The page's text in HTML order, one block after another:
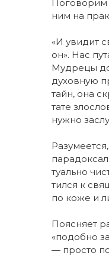
По­го­во­рим
ним на
«И уви­дит
он». Нас
Муд­ре­цы
ду­хов­ную
тайн, она
та­те
нуж­но
ту­аль­но
тил­ся к
по ко­же и
По­яс­ня­ет
«по­доб­но
— прос­то